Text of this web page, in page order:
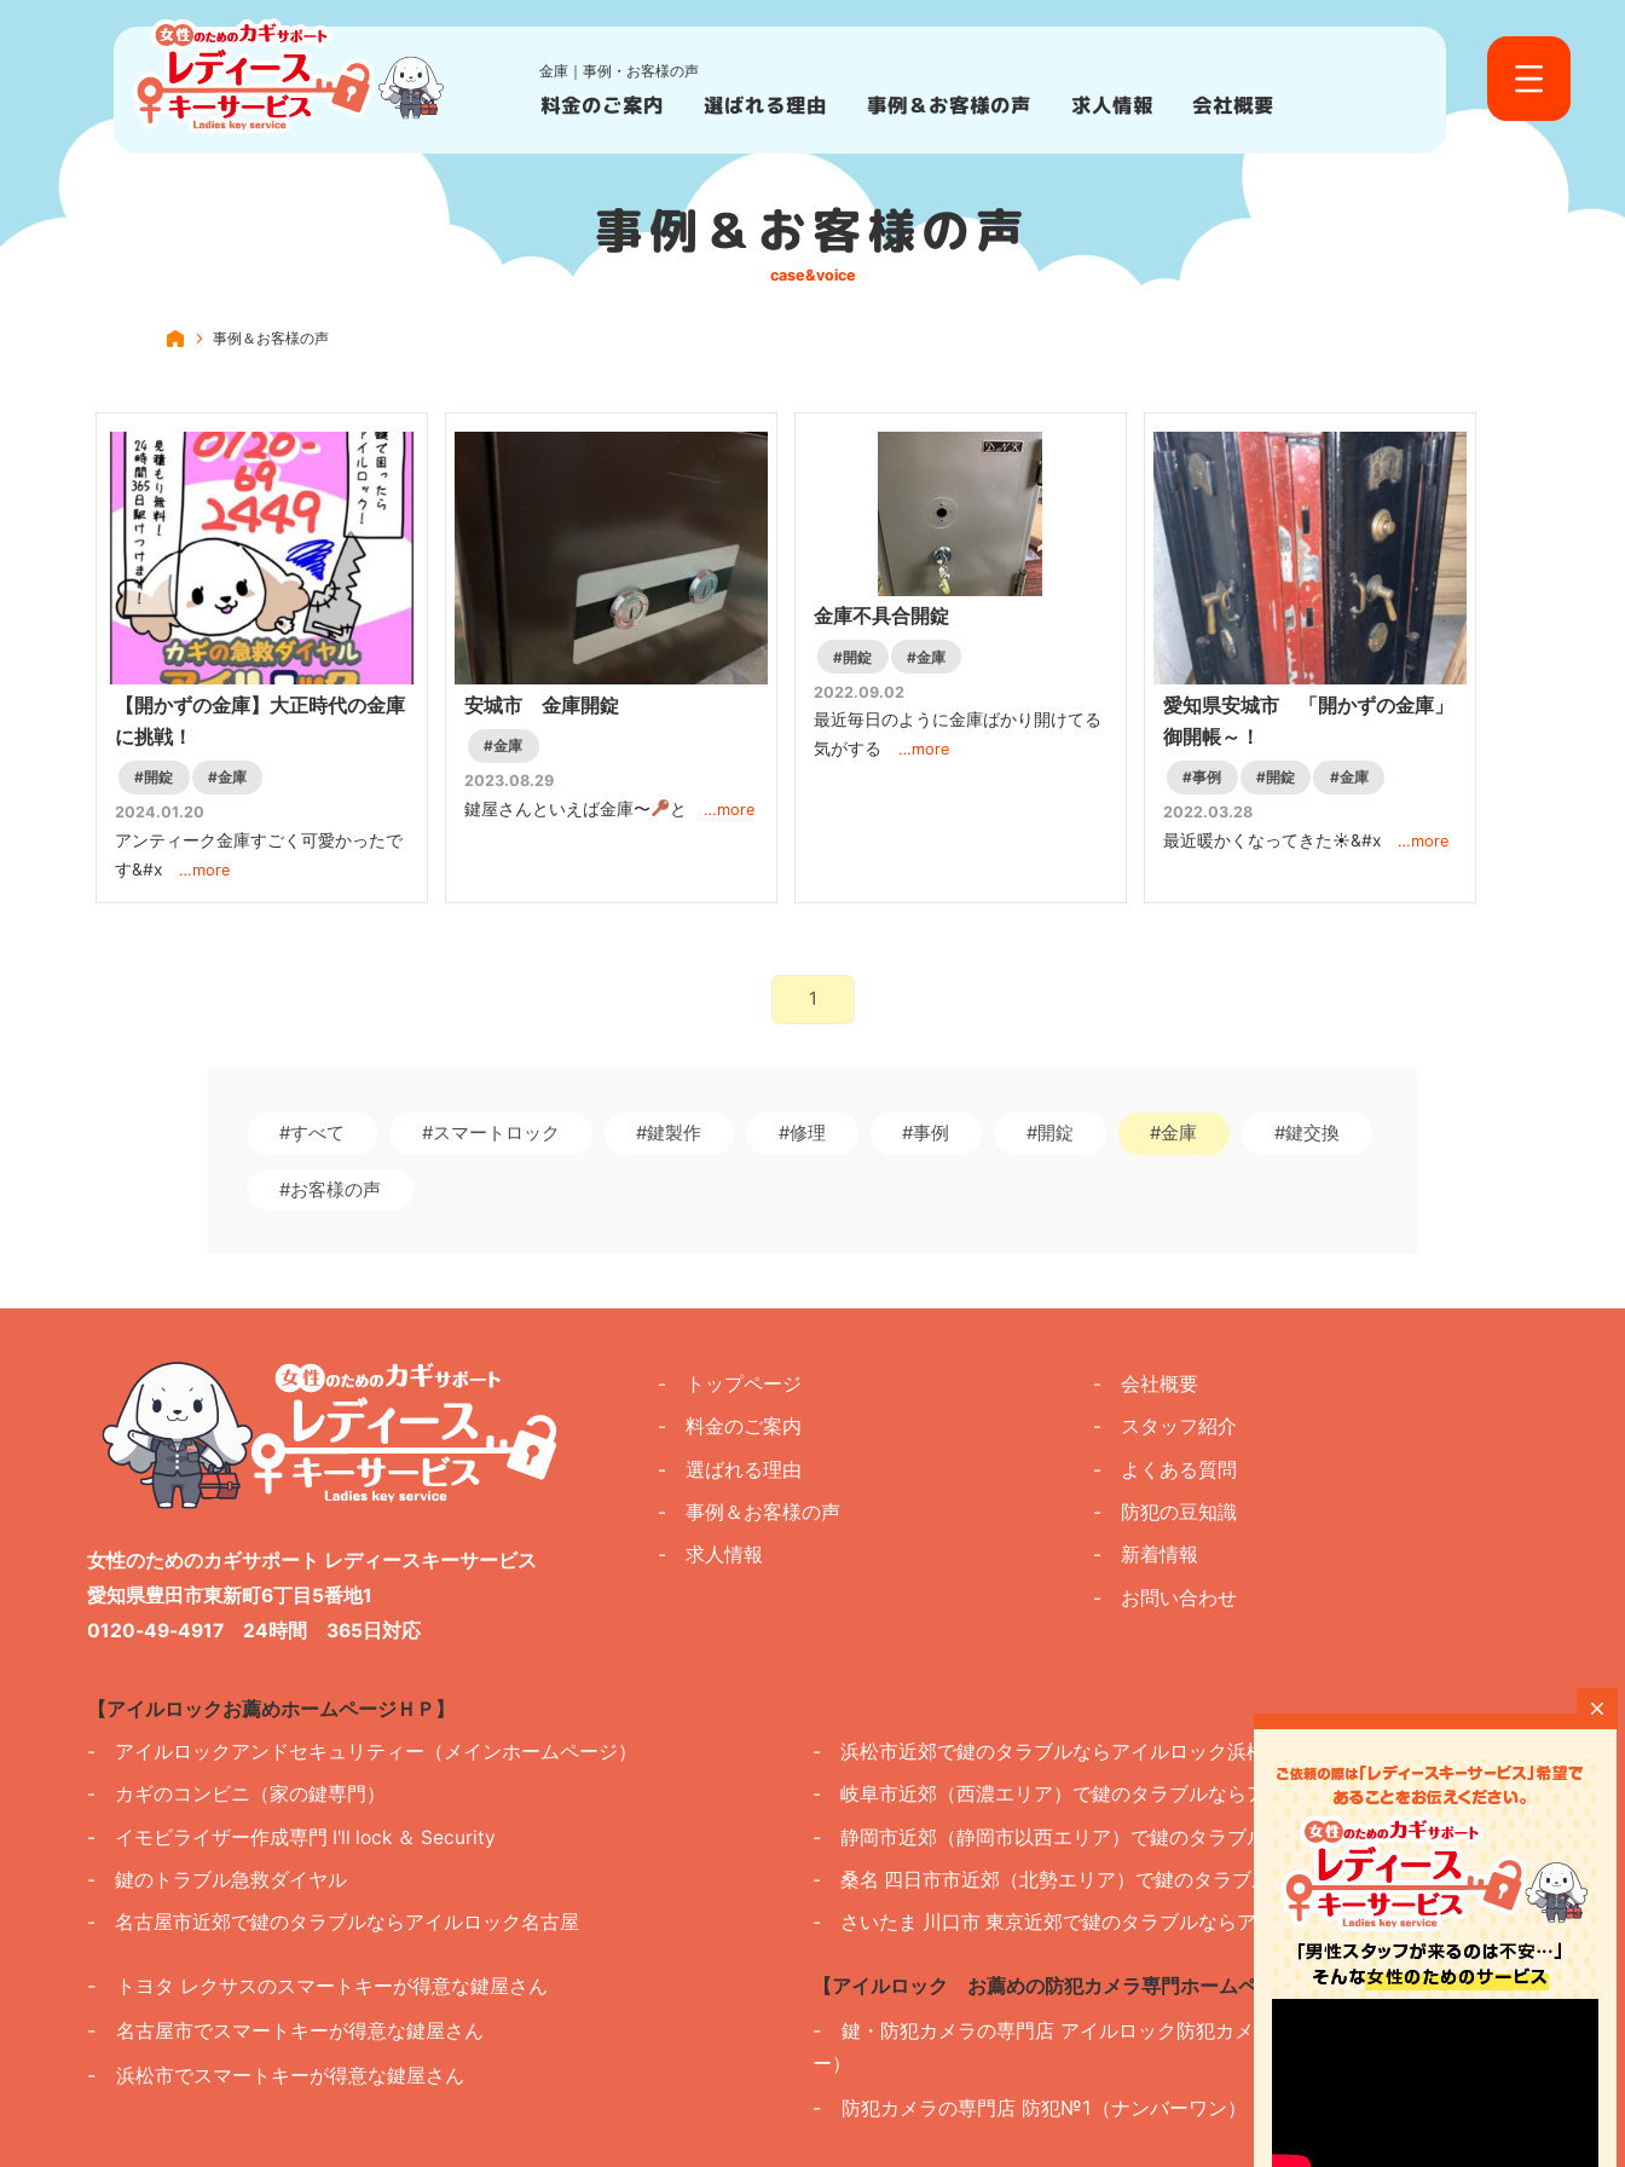
金庫｜事例・お客様の声
料金のご案内 選ばれる理由 事例＆お客様の声 求人情報 会社概要
事例＆お客様の声
case&voice
事例＆お客様の声
【開かずの金庫】大正時代の金庫
に挑戦！
#開錠
#金庫
2024.01.20
アンティーク金庫すごく可愛かったで
す&#x
…more
安城市 金庫開錠
#金庫
2023.08.29
鍵屋さんといえば金庫〜 と …more
金庫不具合開錠
#開錠
#金庫
2022.09.02
最近毎日のように金庫ばかり開けてる
気がする
…more
愛知県安城市 「開かずの金庫」
御開帳～！
#事例 #開錠
#金庫
2022.03.28
最近暖かくなってきた☀&#x …more
1
#すべて #スマートロック #鍵製作 #修理 #事例 #開錠 #金庫 #鍵交換
#お客様の声
女性のためのカギサポート レディースキーサービス
愛知県豊田市東新町6丁目5番地1
0120-49-4917 24時間 365日対応
- トップページ
- 料金のご案内
- 選ばれる理由
- 事例＆お客様の声
- 求人情報
- 会社概要
- スタッフ紹介
- よくある質問
- 防犯の豆知識
- 新着情報
- お問い合わせ
【アイルロックお薦めホームページＨＰ】
- アイルロックアンドセキュリティー（メインホームページ）
- カギのコンビニ（家の鍵専門）
- イモビライザー作成専門 I'll lock ＆ Security
- 鍵のトラブル急救ダイヤル
- 名古屋市近郊で鍵のタラブルならアイルロック名古屋
- 浜松市近郊で鍵のタラブルならアイルロック浜松
- 岐阜市近郊（西濃エリア）で鍵のタラブルならアイルロック岐阜
- 静岡市近郊（静岡市以西エリア）で鍵のタラブルならアイルロック静岡
- 桑名 四日市市近郊（北勢エリア）で鍵のタラブルならアイルロック四日市
- さいたま 川口市 東京近郊で鍵のタラブルならアイルロック関東
- トヨタ レクサスのスマートキーが得意な鍵屋さん
- 名古屋市でスマートキーが得意な鍵屋さん
- 浜松市でスマートキーが得意な鍵屋さん
【アイルロック お薦めの防犯カメラ専門ホームページ】
- 鍵・防犯カメラの専門店 アイルロック防犯カメラ設置事業部（※ＡＩパートナ
ー）
- 防犯カメラの専門店 防犯№1（ナンバーワン）